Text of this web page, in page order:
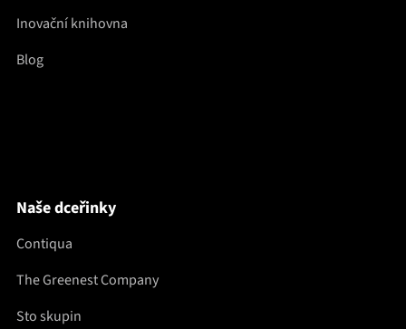
Inovační knihovna
Blog
Naše dceřinky
Contiqua
The Greenest Company
Sto skupin